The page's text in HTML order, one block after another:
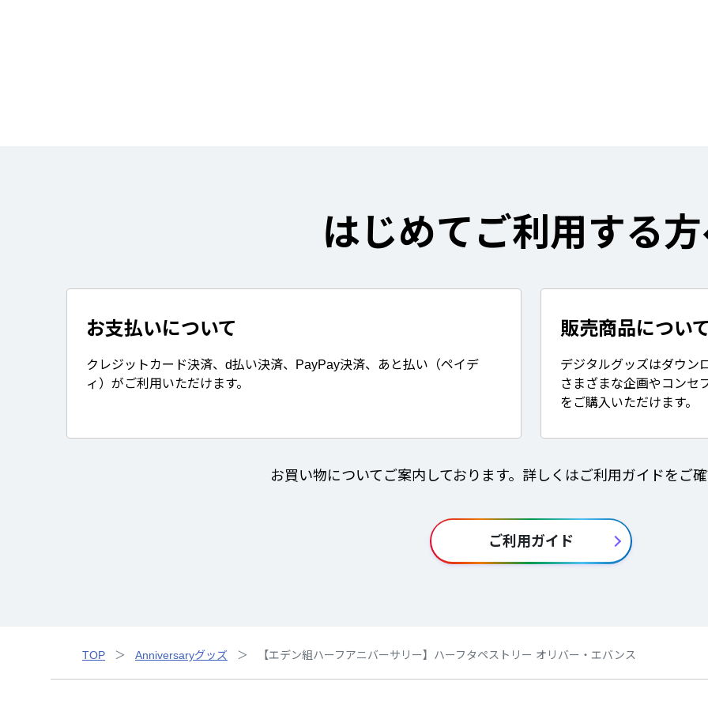
はじめてご利用する
お支払いについて
クレジットカード決済、d払い決済、PayPay決済、あと払い（ペイデ
ィ）がご利用いただけます。
販売商品につい
デジタルグッズはダウン
さまざまな企画やコンセ
をご購入いただけます。
お買い物についてご案内しております。詳しくはご利用ガイドをご
ご利用ガイド
TOP Anniversaryグッズ 【エデン組ハーフアニバーサリー】ハーフタペストリー オリバー・エバンス